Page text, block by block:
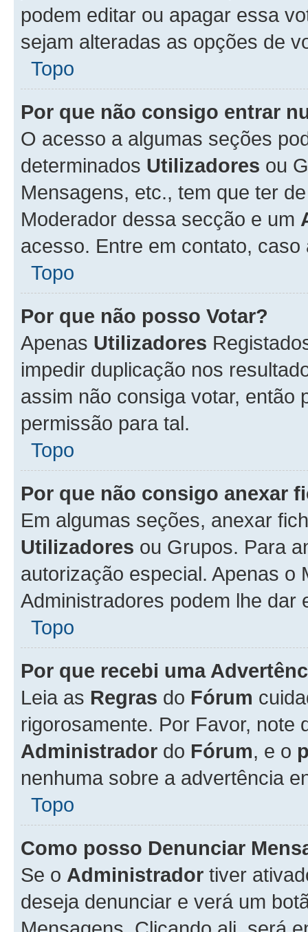
podem editar ou apagar essa
sejam alteradas as opções de
Topo
Por que não consigo entrar
O acesso a algumas seções
determinados Utilizadores ou
Mensagens, etc., tem que ter
Moderador dessa secção e um
acesso. Entre em contato,
Topo
Por que não posso Votar?
Apenas Utilizadores
impedir duplicação nos
assim não consiga votar, então
permissão para tal.
Topo
Por que não consigo anexar
Em algumas seções, anexar
Utilizadores ou Grupos. Para
autorização especial. Apenas o
Administradores podem lhe
Topo
Por que recebi uma
Leia as Regras do Fórum
rigorosamente. Por Favor, note
Administrador do Fórum, e o
nenhuma sobre a advertência
Topo
Como posso Denunciar
Se o Administrador tiver
deseja denunciar e verá um